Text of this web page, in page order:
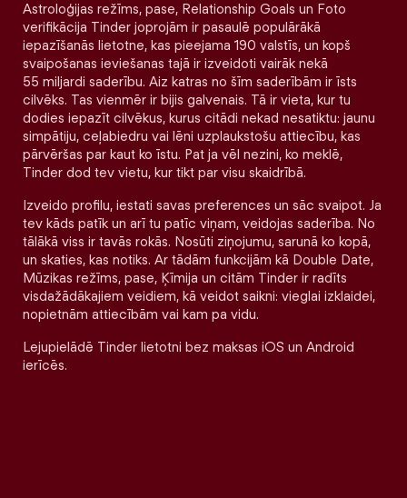
Astroloģijas režīms, pase, Relationship Goals un Foto
verifikācija Tinder joprojām ir pasaulē populārākā
iepazīšanās lietotne, kas pieejama 190 valstīs, un kopš
svaipošanas ieviešanas tajā ir izveidoti vairāk nekā
55 miljardi saderību. Aiz katras no šīm saderībām ir īsts
cilvēks. Tas vienmēr ir bijis galvenais. Tā ir vieta, kur tu
dodies iepazīt cilvēkus, kurus citādi nekad nesatiktu: jaunu
simpātiju, ceļabiedru vai lēni uzplaukstošu attiecību, kas
pārvēršas par kaut ko īstu. Pat ja vēl nezini, ko meklē,
Tinder dod tev vietu, kur tikt par visu skaidrībā.
Izveido profilu, iestati savas preferences un sāc svaipot. Ja
tev kāds patīk un arī tu patīc viņam, veidojas saderība. No
tālākā viss ir tavās rokās. Nosūti ziņojumu, sarunā ko kopā,
un skaties, kas notiks. Ar tādām funkcijām kā Double Date,
Mūzikas režīms, pase, Ķīmija un citām Tinder ir radīts
visdažādākajiem veidiem, kā veidot saikni: vieglai izklaidei,
nopietnām attiecībām vai kam pa vidu.
Lejupielādē Tinder lietotni bez maksas iOS un Android
ierīcēs.